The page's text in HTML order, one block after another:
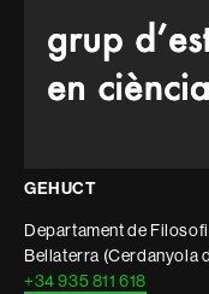
GEHUCT
Departament de
Bellaterra (Cerdanyola
+34 935 811 618